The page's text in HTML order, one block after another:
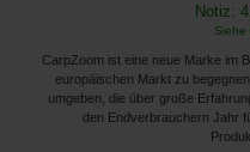
Notiz:
Siehe
CarpZoom ist eine neue Marke im
europäischen Markt zu
umgeben, die über große
den Endverbrauchern Jahr